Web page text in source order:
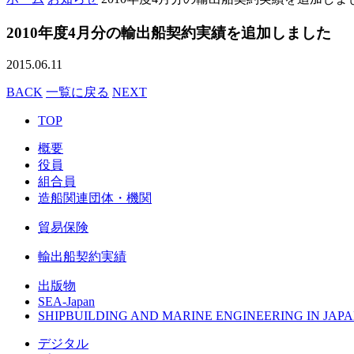
2010年度4月分の輸出船契約実績を追加しました
2015.06.11
BACK 一覧に戻る NEXT
TOP
概要
役員
組合員
造船関連団体・機関
貿易保険
輸出船契約実績
出版物
SEA-Japan
SHIPBUILDING AND MARINE ENGINEERING IN
デジタル